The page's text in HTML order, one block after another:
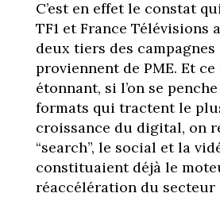
C’est en effet le constat
TF1 et France Télévisions
deux tiers des campagnes
proviennent de PME. Et ce
étonnant, si l’on se
formats qui tractent le
croissance du digital, on
“search”, le social et la
constituaient déjà le
réaccélération du secteur